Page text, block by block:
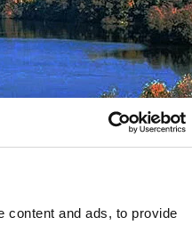
content and ads, to provide